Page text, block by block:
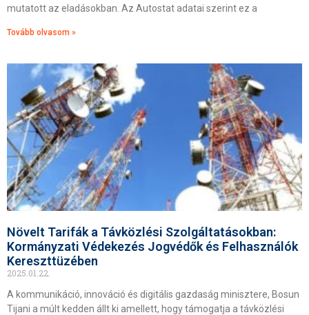
mutatott az eladásokban. Az Autostat adatai szerint ez a
Tovább olvasom »
Növelt Tarifák a Távközlési Szolgáltatásokban:
Kormányzati Védekezés Jogvédők és Felhasználók
Kereszttüzében
2025.01.22.
A kommunikáció, innováció és digitális gazdaság minisztere, Bosun
Tijani a múlt kedden állt ki amellett, hogy támogatja a távközlési